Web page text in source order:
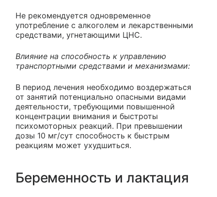
Не рекомендуется одновременное
употребление с алкоголем и лекарственными
средствами, угнетающими ЦНС.
Влияние на способность к управлению
транспортными средствами и механизмами:
В период лечения необходимо воздержаться
от занятий потенциально опасными видами
деятельности, требующими повышенной
концентрации внимания и быстроты
психомоторных реакций. При превышении
дозы 10 мг/сут способность к быстрым
реакциям может ухудшиться.
Беременность и лактация